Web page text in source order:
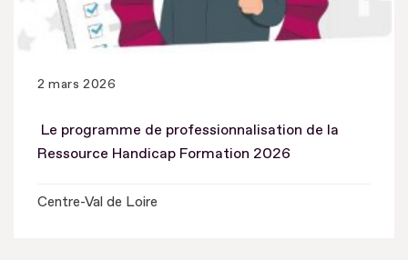
2 mars 2026
Le programme de professionnalisation de la
Ressource Handicap Formation 2026
Centre-Val de Loire